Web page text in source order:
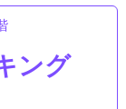
ング